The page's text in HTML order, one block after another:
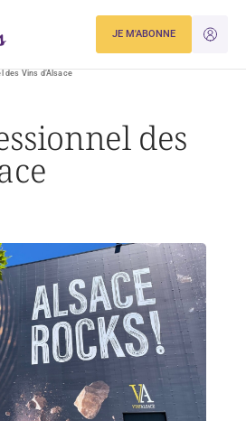
JE
JE M'ABONNE
des Vins d’Alsace
des